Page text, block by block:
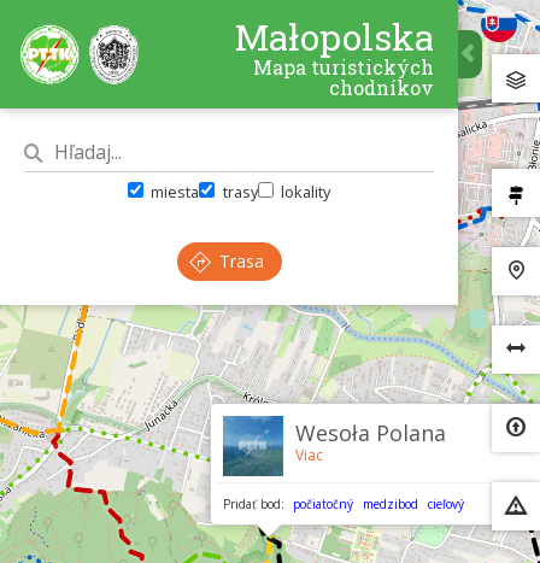
Wesoła Polana
Viac
Pridať bod: počiatočný medzibod cieľový
Małopolska
Mapa turistických
chodníkov
miesta trasy lokality
Trasa